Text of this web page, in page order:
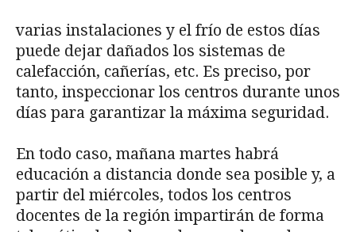
varias instalaciones y el frío de estos días
puede dejar dañados los sistemas de
calefacción, cañerías, etc. Es preciso, por
tanto, inspeccionar los centros durante unos
días para garantizar la máxima seguridad.
En todo caso, mañana martes habrá
educación a distancia donde sea posible y, a
partir del miércoles, todos los centros
docentes de la región impartirán de forma